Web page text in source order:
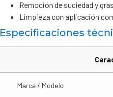
Remoción de suciedad y
Limpieza con aplicación
Especificaciones
Marca / Modelo